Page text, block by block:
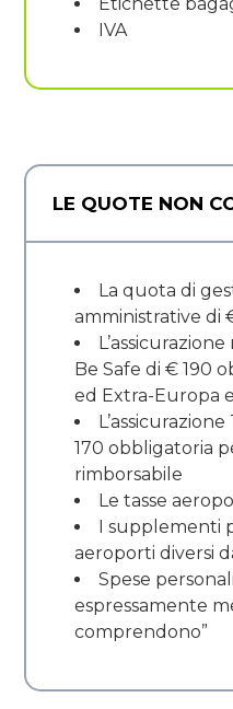
IVA
LE QUOTE NON
La quota di
amministrative di
Be Safe di € 190
ed Extra-Europa
170 obbligatoria
rimborsabile
Le tasse
I supplementi
aeroporti diversi
Spese
espressamente
comprendono”